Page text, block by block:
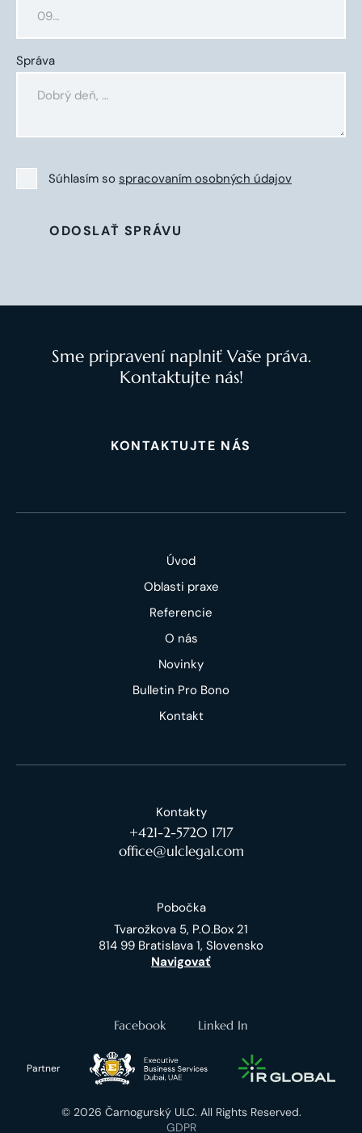
Správa
Súhlasím so spracovaním osobných údajov
ODOSLAŤ SPRÁVU
Sme pripravení naplniť Vaše práva.
Kontaktujte nás!
KONTAKTUJTE NÁS
Úvod
Oblasti praxe
Referencie
O nás
Novinky
Bulletin Pro Bono
Kontakt
Kontakty
+421-2-5720 1717
office@ulclegal.com
Pobočka
Tvarožkova 5, P.O.Box 21
814 99 Bratislava 1, Slovensko
Navigovať
Facebook Linked In
Partner
© 2026 Čarnogurský ULC. All Rights Reserved.
GDPR